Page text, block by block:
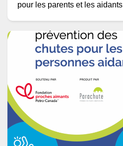
pour les parents et les aidants